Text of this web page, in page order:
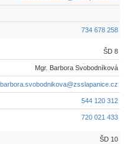
734 678 258
ŠD 8
Mgr. Barbora Svobodníková
barbora.svobodnikova@zsslapanice.cz
544 120 312
720 021 433
ŠD 10